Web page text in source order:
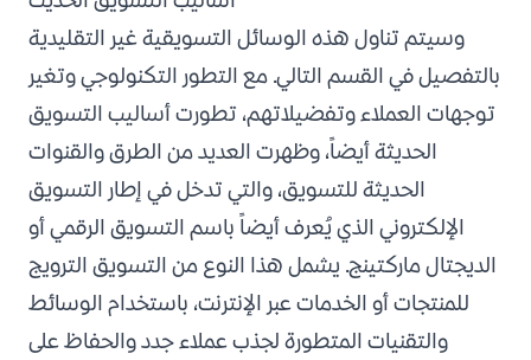
وسيتم تناول هذه الوسائل التسويقية غير التقليدية
بالتفصيل في القسم التالي. مع التطور التكنولوجي وتغير
توجهات العملاء وتفضيلاتهم، تطورت أساليب التسويق
الحديثة أيضاً، وظهرت العديد من الطرق والقنوات
الحديثة للتسويق، والتي تدخل في إطار التسويق
الإلكتروني الذي يُعرف أيضاً باسم التسويق الرقمي أو
الديجتال ماركتينج. يشمل هذا النوع من التسويق الترويج
للمنتجات أو الخدمات عبر الإنترنت، باستخدام الوسائط
والتقنيات المتطورة لجذب عملاء جدد والحفاظ على